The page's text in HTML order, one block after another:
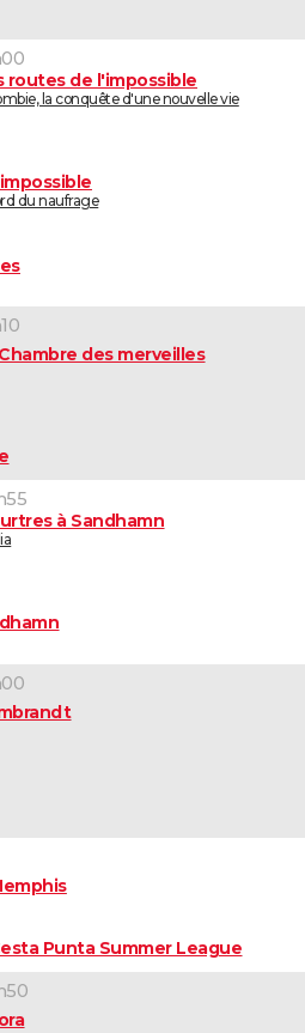
routes de l'impossible
la conquête d'une nouvelle vie
du naufrage
des merveilles
à Sandhamn
Punta Summer League